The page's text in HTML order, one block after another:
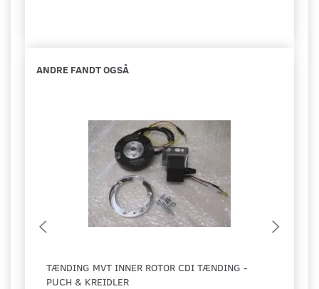
ANDRE FANDT OGSÅ
TÆNDING MVT INNER ROTOR CDI TÆNDING -
PUCH & KREIDLER